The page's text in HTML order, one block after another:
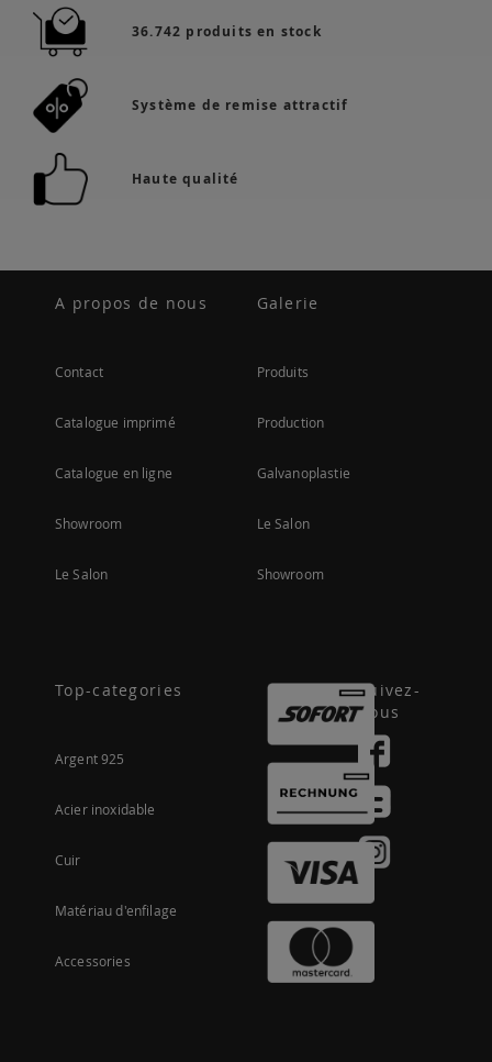
36.742 produits en stock
Système de remise attractif
Haute qualité
A propos de nous
Contact
Catalogue imprimé
Catalogue en ligne
Showroom
Le Salon
Galerie
Produits
Production
Galvanoplastie
Le Salon
Showroom
Top-categories
Argent 925
Acier inoxidable
Cuir
Matériau d'enfilage
Accessories
Suivez-
nous